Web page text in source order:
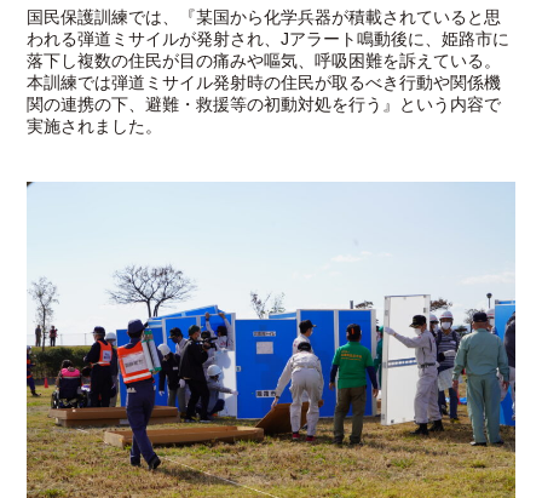
国民保護訓練では、『某国から化学兵器が積載されていると思
われる弾道ミサイルが発射され、Jアラート鳴動後に、姫路市に
落下し複数の住民が目の痛みや嘔気、呼吸困難を訴えている。
本訓練では弾道ミサイル発射時の住民が取るべき行動や関係機
関の連携の下、避難・救援等の初動対処を行う』という内容で
実施されました。